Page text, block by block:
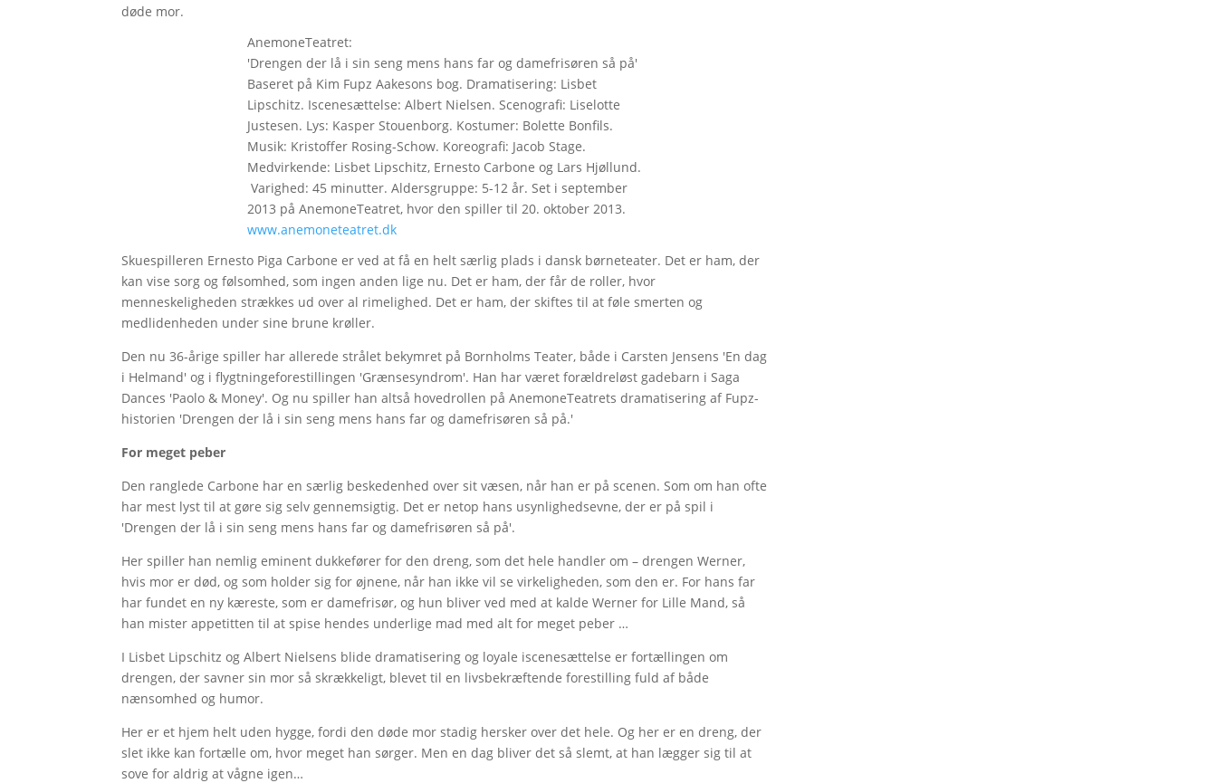
døde mor.
AnemoneTeatret:
'Drengen der lå i sin seng mens hans far og damefrisøren så på'
Baseret på Kim Fupz Aakesons bog. Dramatisering: Lisbet
Lipschitz. Iscenesættelse: Albert Nielsen. Scenografi: Liselotte
Justesen. Lys: Kasper Stouenborg. Kostumer: Bolette Bonfils.
Musik: Kristoffer Rosing-Schow. Koreografi: Jacob Stage.
Medvirkende: Lisbet Lipschitz, Ernesto Carbone og Lars Hjøllund.
Varighed: 45 minutter. Aldersgruppe: 5-12 år. Set i september
2013 på AnemoneTeatret, hvor den spiller til 20. oktober 2013.
www.anemoneteatret.dk
Skuespilleren Ernesto Piga Carbone er ved at få en helt særlig plads i dansk børneteater. Det er ham, der
kan vise sorg og følsomhed, som ingen anden lige nu. Det er ham, der får de roller, hvor
menneskeligheden strækkes ud over al rimelighed. Det er ham, der skiftes til at føle smerten og
medlidenheden under sine brune krøller.
Den nu 36-årige spiller har allerede strålet bekymret på Bornholms Teater, både i Carsten Jensens 'En dag
i Helmand' og i flygtningeforestillingen 'Grænsesyndrom'. Han har været forældreløst gadebarn i Saga
Dances 'Paolo & Money'. Og nu spiller han altså hovedrollen på AnemoneTeatrets dramatisering af Fupz-
historien 'Drengen der lå i sin seng mens hans far og damefrisøren så på.'
For meget peber
Den ranglede Carbone har en særlig beskedenhed over sit væsen, når han er på scenen. Som om han ofte
har mest lyst til at gøre sig selv gennemsigtig. Det er netop hans usynlighedsevne, der er på spil i
'Drengen der lå i sin seng mens hans far og damefrisøren så på'.
Her spiller han nemlig eminent dukkefører for den dreng, som det hele handler om – drengen Werner,
hvis mor er død, og som holder sig for øjnene, når han ikke vil se virkeligheden, som den er. For hans far
har fundet en ny kæreste, som er damefrisør, og hun bliver ved med at kalde Werner for Lille Mand, så
han mister appetitten til at spise hendes underlige mad med alt for meget peber …
I Lisbet Lipschitz og Albert Nielsens blide dramatisering og loyale iscenesættelse er fortællingen om
drengen, der savner sin mor så skrækkeligt, blevet til en livsbekræftende forestilling fuld af både
nænsomhed og humor.
Her er et hjem helt uden hygge, fordi den døde mor stadig hersker over det hele. Og her er en dreng, der
slet ikke kan fortælle om, hvor meget han sørger. Men en dag bliver det så slemt, at han lægger sig til at
sove for aldrig at vågne igen…